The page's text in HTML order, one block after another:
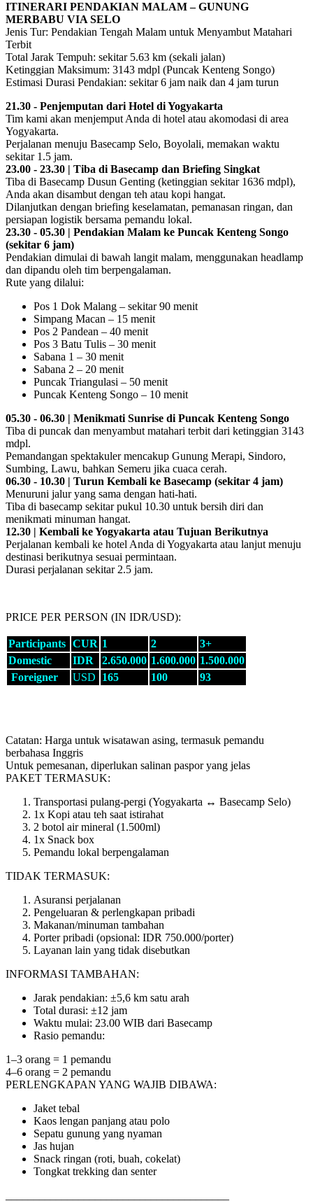
ITINERARI PENDAKIAN MALAM – GUNUNG
MERBABU VIA SELO
Jenis Tur: Pendakian Tengah Malam untuk Menyambut Matahari
Terbit
Total Jarak Tempuh: sekitar 5.63 km (sekali jalan)
Ketinggian Maksimum: 3143 mdpl (Puncak Kenteng Songo)
Estimasi Durasi Pendakian: sekitar 6 jam naik dan 4 jam turun
21.30 - Penjemputan dari Hotel di Yogyakarta
Tim kami akan menjemput Anda di hotel atau akomodasi di area
Yogyakarta.
Perjalanan menuju Basecamp Selo, Boyolali, memakan waktu
sekitar 1.5 jam.
23.00 - 23.30 | Tiba di Basecamp dan Briefing Singkat
Tiba di Basecamp Dusun Genting (ketinggian sekitar 1636 mdpl),
Anda akan disambut dengan teh atau kopi hangat.
Dilanjutkan dengan briefing keselamatan, pemanasan ringan, dan
persiapan logistik bersama pemandu lokal.
23.30 - 05.30 | Pendakian Malam ke Puncak Kenteng Songo
(sekitar 6 jam)
Pendakian dimulai di bawah langit malam, menggunakan headlamp
dan dipandu oleh tim berpengalaman.
Rute yang dilalui:
Pos 1 Dok Malang – sekitar 90 menit
Simpang Macan – 15 menit
Pos 2 Pandean – 40 menit
Pos 3 Batu Tulis – 30 menit
Sabana 1 – 30 menit
Sabana 2 – 20 menit
Puncak Triangulasi – 50 menit
Puncak Kenteng Songo – 10 menit
05.30 - 06.30 | Menikmati Sunrise di Puncak Kenteng Songo
Tiba di puncak dan menyambut matahari terbit dari ketinggian 3143
mdpl.
Pemandangan spektakuler mencakup Gunung Merapi, Sindoro,
Sumbing, Lawu, bahkan Semeru jika cuaca cerah.
06.30 - 10.30 | Turun Kembali ke Basecamp (sekitar 4 jam)
Menuruni jalur yang sama dengan hati-hati.
Tiba di basecamp sekitar pukul 10.30 untuk bersih diri dan
menikmati minuman hangat.
12.30 | Kembali ke Yogyakarta atau Tujuan Berikutnya
Perjalanan kembali ke hotel Anda di Yogyakarta atau lanjut menuju
destinasi berikutnya sesuai permintaan.
Durasi perjalanan sekitar 2.5 jam.
PRICE PER PERSON (IN IDR/USD):
Participants CUR 1 2
3+
Domestic
IDR 2.650.000 1.600.000 1.500.000
Foreigner
USD 165 100 93
Catatan: Harga untuk wisatawan asing, termasuk pemandu
berbahasa Inggris
Untuk pemesanan, diperlukan salinan paspor yang jelas
PAKET TERMASUK:
Transportasi pulang-pergi (Yogyakarta ↔ Basecamp Selo)
1x Kopi atau teh saat istirahat
2 botol air mineral (1.500ml)
1x Snack box
Pemandu lokal berpengalaman
TIDAK TERMASUK:
Asuransi perjalanan
Pengeluaran & perlengkapan pribadi
Makanan/minuman tambahan
Porter pribadi (opsional: IDR 750.000/porter)
Layanan lain yang tidak disebutkan
INFORMASI TAMBAHAN:
Jarak pendakian: ±5,6 km satu arah
Total durasi: ±12 jam
Waktu mulai: 23.00 WIB dari Basecamp
Rasio pemandu:
1–3 orang = 1 pemandu
4–6 orang = 2 pemandu
PERLENGKAPAN YANG WAJIB DIBAWA:
Jaket tebal
Kaos lengan panjang atau polo
Sepatu gunung yang nyaman
Jas hujan
Snack ringan (roti, buah, cokelat)
Tongkat trekking dan senter